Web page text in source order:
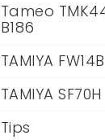
Tameo
B186
TAMIYA FW14B
TAMIYA SF70H
Tips